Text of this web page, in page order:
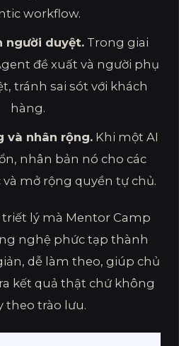
workflow.
người duyệt.Trong giai
đề xuất và người phụ
tránh sai sót với khách
hàng.
và nhân rộng.Khi một AI
nhân bản nó cho các
mở rộng quyền tự chủ.
lý mà Mentor Camp
nghệ phức tạp thành
dễ làm theo, giúp chủ
kết quả thật chứ không
theo trào lưu.